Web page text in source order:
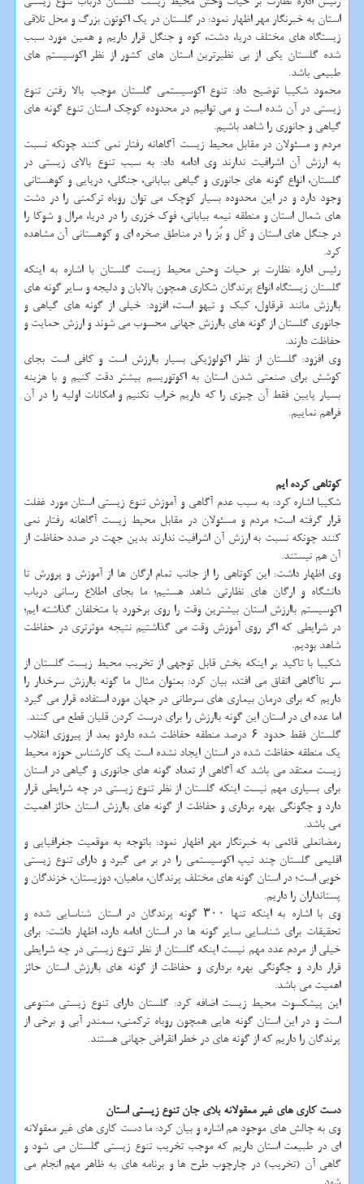
استان به خبرنگار مهر اظهار نمود: در گلستان در یک اکوتون بزرگ و محل تلاقی
زیستگاه های مختلف دریا، دشت، کوه و جنگل قرار داریم و همین مورد سبب
شده گلستان یکی از بی نظیرترین استان های کشور از نظر اکوسیستم های
طبیعی باشد.
محمود شکیبا توضیح داد: تنوع اکوسیستمی گلستان موجب بالا رفتن تنوع
زیستی در آن شده است و می توانیم در محدوده کوچک استان تنوع گونه های
گیاهی و جانوری را شاهد باشیم.
مردم و مسئولان در مقابل محیط زیست آگاهانه رفتار نمی کنند چونکه نسبت
به ارزش آن اشرافیت ندارند وی ادامه داد: به سبب تنوع بالای زیستی در
گلستان، انواع گونه های جانوری و گیاهی بیابانی، جنگلی، دریایی و کوهستانی
وجود دارد و در این محدوده بسیار کوچک می توان روباه ترکمنی را در دشت
های شمال استان و منطقه نیمه بیابانی، فوک خزری را در دریا، مرال و شوکا را
در جنگل های استان و کَل و بُز را در مناطق صخره ای و کوهستانی آن مشاهده
کرد.
رئیس اداره نظارت بر حیات وحش محیط زیست گلستان با اشاره به اینکه
گلستان زیستگاه انواع پرندگان شکاری همچون بالابان و دلیجه و سایر گونه های
باارزش مانند قرقاول، کبک و تیهو است، افزود: خیلی از گونه های گیاهی و
جانوری گلستان از گونه های باارزش جهانی محسوب می شوند و ارزش حمایت و
حفاظت دارند.
وی افزود: گلستان از نظر اکولوژیکی بسیار باارزش است و کافی است بجای
کوشش برای صنعتی شدن استان به اکوتوریسم بیشتر دقت کنیم و با هزینه
بسیار پایین فقط آن چیزی را که داریم خراب نکنیم و امکانات اولیه را در آن
فراهم نماییم.
کوتاهی کرده ایم
شکیبا اشاره کرد: به سبب عدم آگاهی و آموزش تنوع زیستی استان مورد غفلت
قرار گرفته است؛ مردم و مسئولان در مقابل محیط زیست آگاهانه رفتار نمی
کنند چونکه نسبت به ارزش آن اشرافیت ندارند بدین جهت در صدد حفاظت از
آن هم نیستند.
وی اظهار داشت: این کوتاهی را از جانب تمام ارگان ها از آموزش و پرورش تا
دانشگاه و ارگان های نظارتی شاهد هستیم؛ ما بجای اطلاع رسانی درباب
اکوسیستم باارزش استان بیشترین وقت را روی برخورد با متخلفان گذاشته ایم؛
در شرایطی که اگر روی آموزش وقت می گذاشتیم نتیجه موثرتری در حفاظت
شاهد بودیم.
شکیبا با تاکید بر اینکه بخش قابل توجهی از تخریب محیط زیست گلستان از
سر ناآگاهی اتفاق می افتد، بیان کرد: بعنوان مثال ما گونه باارزش سرخدار را
داریم که برای درمان بیماری های سرطانی در جهان مورد استفاده قرار می گیرد
اما عده ای در استان این گونه باارزش را برای درست کردن قلیان قطع می کنند.
گلستان فقط حدود ۶ درصد منطقه حفاظت شده داردو بعد از پیروزی انقلاب
یک منطقه حفاظت شده در استان ایجاد نشده است یک کارشناس حوزه محیط
زیست معتقد می باشد که آگاهی از تعداد گونه های جانوری و گیاهی در استان
برای بسیاری مهم نیست اینکه گلستان از نظر تنوع زیستی در چه شرایطی قرار
دارد و چگونگی بهره برداری و حفاظت از گونه های باارزش استان حائز اهمیت
می باشد.
رمضانعلی قائمی به خبرنگار مهر اظهار نمود: باتوجه به موقعیت جغرافیایی و
اقلیمی گلستان چند تیپ اکوسیستمی را در بر می گیرد و دارای تنوع زیستی
خوبی است؛ در استان گونه های مختلف پرندگان، ماهیان، دوزیستان، خزندگان و
پستانداران را داریم.
وی با اشاره به اینکه تنها ۳۰۰ گونه پرندگان در استان شناسایی شده و
تحقیقات برای شناسایی سایر گونه ها در استان ادامه دارد، اظهار داشت: برای
خیلی از مردم عدد مهم نیست اینکه گلستان از نظر تنوع زیستی در چه شرایطی
قرار دارد و چگونگی بهره برداری و حفاظت از گونه های باارزش استان حائز
اهمیت می باشد.
این پیشکسوت محیط زیست اضافه کرد: گلستان دارای تنوع زیستی متنوعی
است و در این استان گونه هایی همچون روباه ترکمنی، سمندر آبی و برخی از
پرندگان را داریم که از گونه های در خطر انقراض جهانی هستند.
دست کاری های غیر معقولانه بلای جان تنوع زیستی استان
وی به چالش های موجود هم اشاره و بیان کرد: ما دست کاری های غیر معقولانه
ای در طبیعت استان داریم که موجب تخریب تنوع زیستی گلستان می شود و
گاهی آن (تخریب) در چارچوب طرح ها و برنامه های به ظاهر مهم انجام می